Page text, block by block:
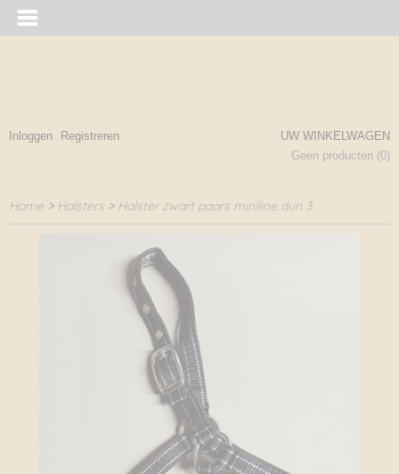
Inloggen Registreren
UW WINKELWAGEN
Geen producten (0)
Home > Halsters > Halster zwart paars miniline dun 3